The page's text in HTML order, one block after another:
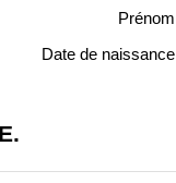
Prénom
Date de naissance